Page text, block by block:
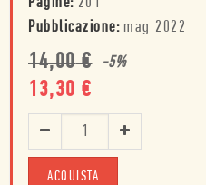
Pubblicazione: mag 2022
14,00€ -5%
13,30 €
ACQUISTA